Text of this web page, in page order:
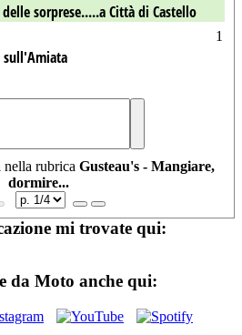
sorprese.....a Città di Castello
1
sull'Amiata
nella rubrica Gusteau's - Mangiare,
dormire...
mi trovate qui:
da Moto anche qui: